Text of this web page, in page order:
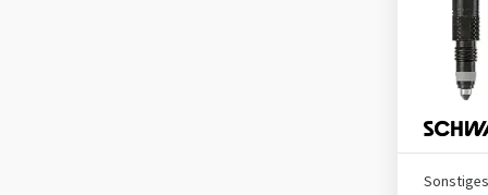
Sonstiges